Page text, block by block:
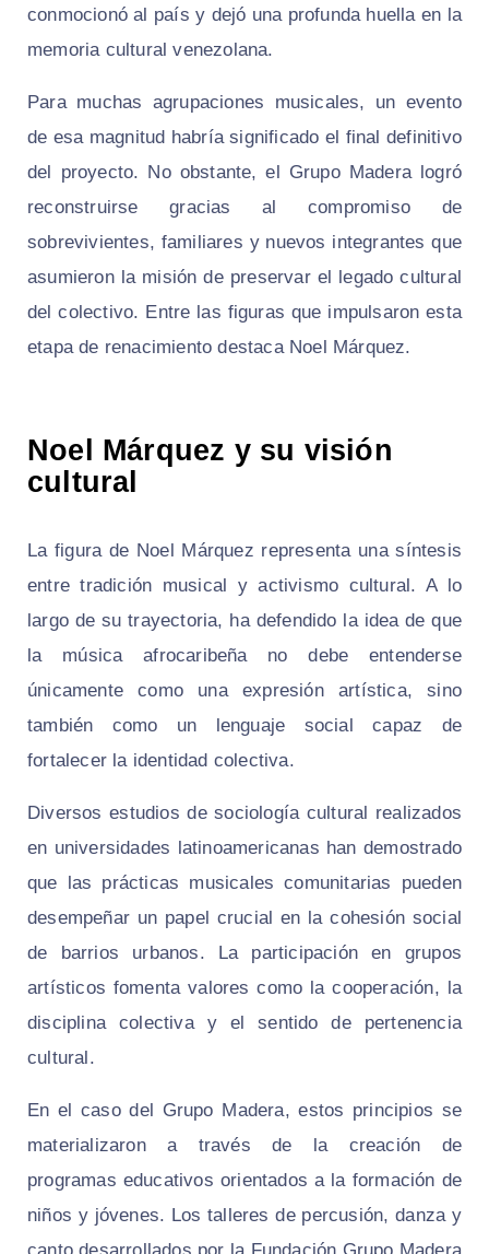
conmocionó al país y dejó una profunda huella en la
memoria cultural venezolana.
Para muchas agrupaciones musicales, un evento
de esa magnitud habría significado el final definitivo
del proyecto. No obstante, el Grupo Madera logró
reconstruirse gracias al compromiso de
sobrevivientes, familiares y nuevos integrantes que
asumieron la misión de preservar el legado cultural
del colectivo. Entre las figuras que impulsaron esta
etapa de renacimiento destaca Noel Márquez.
Noel Márquez y su visión
cultural
La figura de Noel Márquez representa una síntesis
entre tradición musical y activismo cultural. A lo
largo de su trayectoria, ha defendido la idea de que
la música afrocaribeña no debe entenderse
únicamente como una expresión artística, sino
también como un lenguaje social capaz de
fortalecer la identidad colectiva.
Diversos estudios de sociología cultural realizados
en universidades latinoamericanas han demostrado
que las prácticas musicales comunitarias pueden
desempeñar un papel crucial en la cohesión social
de barrios urbanos. La participación en grupos
artísticos fomenta valores como la cooperación, la
disciplina colectiva y el sentido de pertenencia
cultural.
En el caso del Grupo Madera, estos principios se
materializaron a través de la creación de
programas educativos orientados a la formación de
niños y jóvenes. Los talleres de percusión, danza y